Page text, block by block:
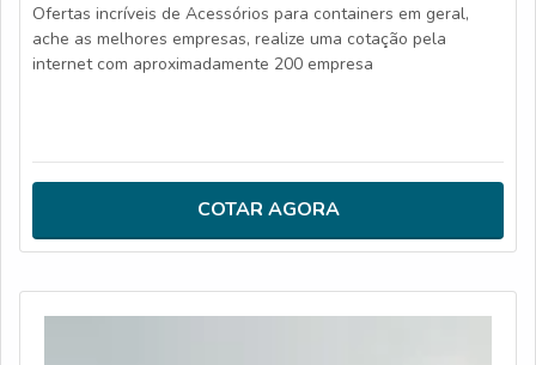
Ofertas incríveis de Acessórios para containers em geral,
ache as melhores empresas, realize uma cotação pela
internet com aproximadamente 200 empresa
COTAR AGORA